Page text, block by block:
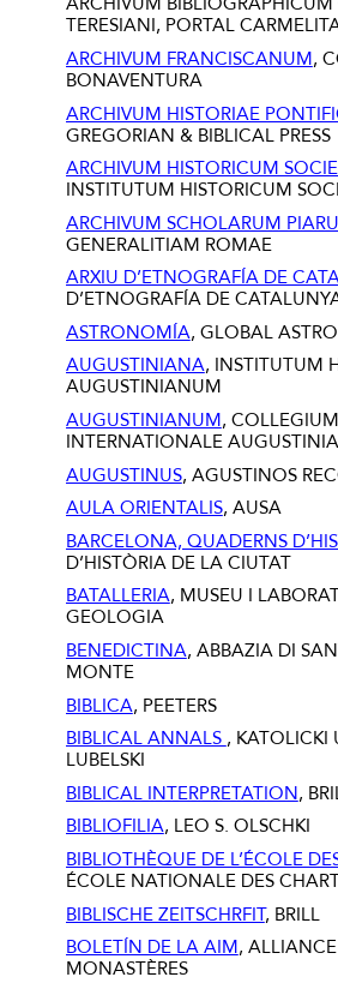
TERESIANI, PORTAL
ARCHIVUM FRANCISCANUM,
BONAVENTURA
ARCHIVUM HISTORIAE
GREGORIAN & BIBLICAL PRESS
ARCHIVUM HISTORICUM
INSTITUTUM HISTORICUM
ARCHIVUM SCHOLARUM
GENERALITIAM ROMAE
ARXIU D’ETNOGRAFÍA DE
D’ETNOGRAFÍA DE
ASTRONOMÍA, GLOBAL
AUGUSTINIANA, INSTITUTUM
AUGUSTINIANUM
AUGUSTINIANUM, COLLEGIUM
INTERNATIONALE
AUGUSTINUS, AGUSTINOS
AULA ORIENTALIS, AUSA
BARCELONA, QUADERNS
D’HISTÒRIA DE LA CIUTAT
BATALLERIA, MUSEU I
GEOLOGIA
BENEDICTINA, ABBAZIA DI
MONTE
BIBLICA, PEETERS
BIBLICAL ANNALS , KATOLICKI
LUBELSKI
BIBLICAL INTERPRETATION,
BIBLIOFILIA, LEO S. OLSCHKI
BIBLIOTHÈQUE DE L’ÉCOLE
ÉCOLE NATIONALE DES
BIBLISCHE ZEITSCHRFIT, BRILL
BOLETÍN DE LA AIM,
MONASTÈRES